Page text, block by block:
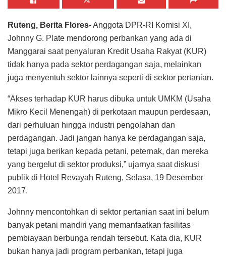
Ruteng, Berita Flores-Anggota DPR-RI Komisi XI,
Johnny G. Plate mendorong perbankan yang ada di
Manggarai saat penyaluran Kredit Usaha Rakyat (KUR)
tidak hanya pada sektor perdagangan saja, melainkan
juga menyentuh sektor lainnya seperti di sektor pertanian.
“Akses terhadap KUR harus dibuka untuk UMKM (Usaha
Mikro Kecil Menengah) di perkotaan maupun perdesaan,
dari perhuluan hingga industri pengolahan dan
perdagangan. Jadi jangan hanya ke perdagangan saja,
tetapi juga berikan kepada petani, peternak, dan mereka
yang bergelut di sektor produksi,” ujarnya saat diskusi
publik di Hotel Revayah Ruteng, Selasa, 19 Desember
2017.
Johnny mencontohkan di sektor pertanian saat ini belum
banyak petani mandiri yang memanfaatkan fasilitas
pembiayaan berbunga rendah tersebut. Kata dia, KUR
bukan hanya jadi program perbankan, tetapi juga